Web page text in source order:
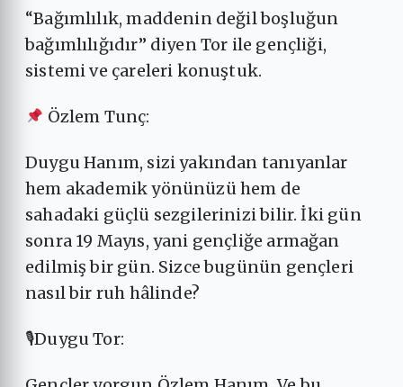
“Bağımlılık, maddenin değil boşluğun
bağımlılığıdır” diyen Tor ile gençliği,
sistemi ve çareleri konuştuk.
Özlem Tunç:
Duygu Hanım, sizi yakından tanıyanlar
hem akademik yönünüzü hem de
sahadaki güçlü sezgilerinizi bilir. İki gün
sonra 19 Mayıs, yani gençliğe armağan
edilmiş bir gün. Sizce bugünün gençleri
nasıl bir ruh hâlinde?
🎙Duygu Tor: